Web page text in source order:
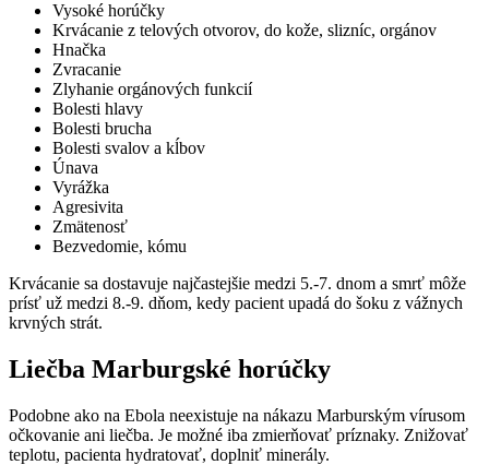
Vysoké horúčky
Krvácanie z telových otvorov, do kože, slizníc, orgánov
Hnačka
Zvracanie
Zlyhanie orgánových funkcií
Bolesti hlavy
Bolesti brucha
Bolesti svalov a kĺbov
Únava
Vyrážka
Agresivita
Zmätenosť
Bezvedomie, kómu
Krvácanie sa dostavuje najčastejšie medzi 5.-7. dnom a smrť môže
prísť už medzi 8.-9. dňom, kedy pacient upadá do šoku z vážnych
krvných strát.
Liečba Marburgské horúčky
Podobne ako na Ebola neexistuje na nákazu Marburským vírusom
očkovanie ani liečba. Je možné iba zmierňovať príznaky. Znižovať
teplotu, pacienta hydratovať, doplniť minerály.